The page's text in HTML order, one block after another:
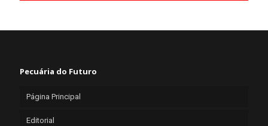
Pecuária do Futuro
Página Principal
Editorial